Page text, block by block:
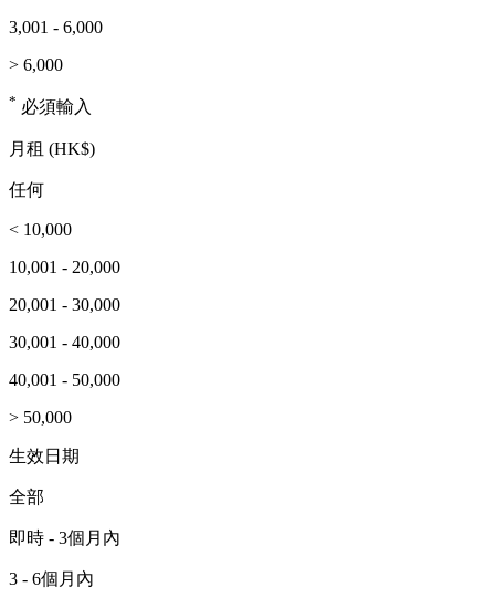
3,001 - 6,000
> 6,000
* 必須輸入
月租 (HK$)
任何
< 10,000
10,001 - 20,000
20,001 - 30,000
30,001 - 40,000
40,001 - 50,000
> 50,000
生效日期
全部
即時 - 3個月內
3 - 6個月內